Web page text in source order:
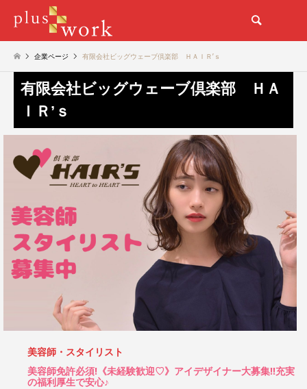
企業ページ 有限会社ビッグウェーブ倶楽部 ＨＡＩＲ’ｓ
有限会社ビッグウェーブ倶楽部 ＨＡ
ＩＲ’ｓ
美容師・スタイリスト
美容師免許必須!《未経験歓迎♡》アイデザイナー大募集!!充実
の福利厚生で安心♪